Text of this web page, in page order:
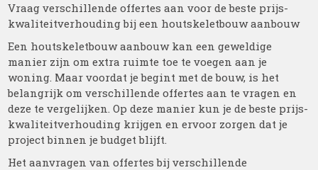
Vraag verschillende offertes aan voor de beste prijs-
kwaliteitverhouding bij een houtskeletbouw aanbouw
Een houtskeletbouw aanbouw kan een geweldige
manier zijn om extra ruimte toe te voegen aan je
woning. Maar voordat je begint met de bouw, is het
belangrijk om verschillende offertes aan te vragen en
deze te vergelijken. Op deze manier kun je de beste prijs-
kwaliteitverhouding krijgen en ervoor zorgen dat je
project binnen je budget blijft.
Het aanvragen van offertes bij verschillende